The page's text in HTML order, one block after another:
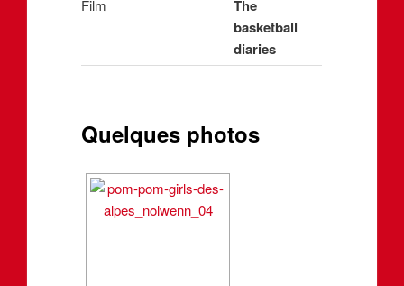
Film
The
basketball
diaries
Quelques photos